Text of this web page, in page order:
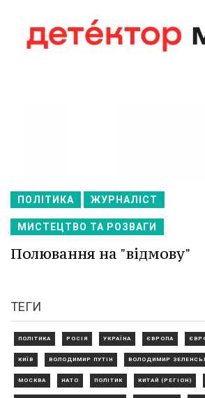
ПОЛІТИКА ЖУРНАЛІСТ
МИСТЕЦТВО ТА РОЗВАГИ
Полювання на "відмову"
ТЕГИ
ПОЛІТИКА РОСІЯ УКРАЇНА ЄВРОПА
КИЇВ ВОЛОДИМИР ПУТІН ВОЛОДИМИР
МОСКВА НАТО ПОЛІТИК КИТАЙ (РЕГІОН)